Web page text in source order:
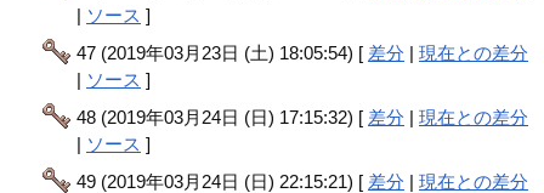
| ソース ]
47 (2019年03月23日 (土) 18:05:54) [ 差分 |現在との差分
| ソース ]
48 (2019年03月24日 (日) 17:15:32) [ 差分 |現在との差分
| ソース ]
49 (2019年03月24日 (日) 22:15:21) [ 差分 |現在との差分